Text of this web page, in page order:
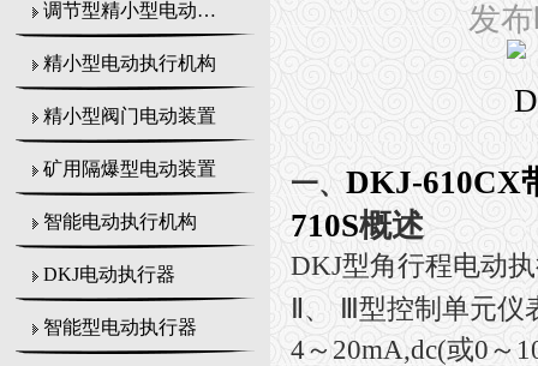
调节型精小型电动执行器
精小型电动执行机构
精小型阀门电动装置
矿用隔爆型电动装置
智能电动执行机构
DKJ电动执行器
智能型电动执行器
发
一、DKJ-610CX
710S概述
DKJ型角行程电动
、
型控制单元仪
4～20mA,dc(或0 ～